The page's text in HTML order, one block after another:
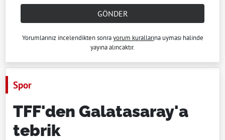
GÖNDER
Yorumlarınız incelendikten sonrayorum kurallarına uyması halinde
yayına alıncaktır.
Spor
TFF'den Galatasaray'a
tebrik